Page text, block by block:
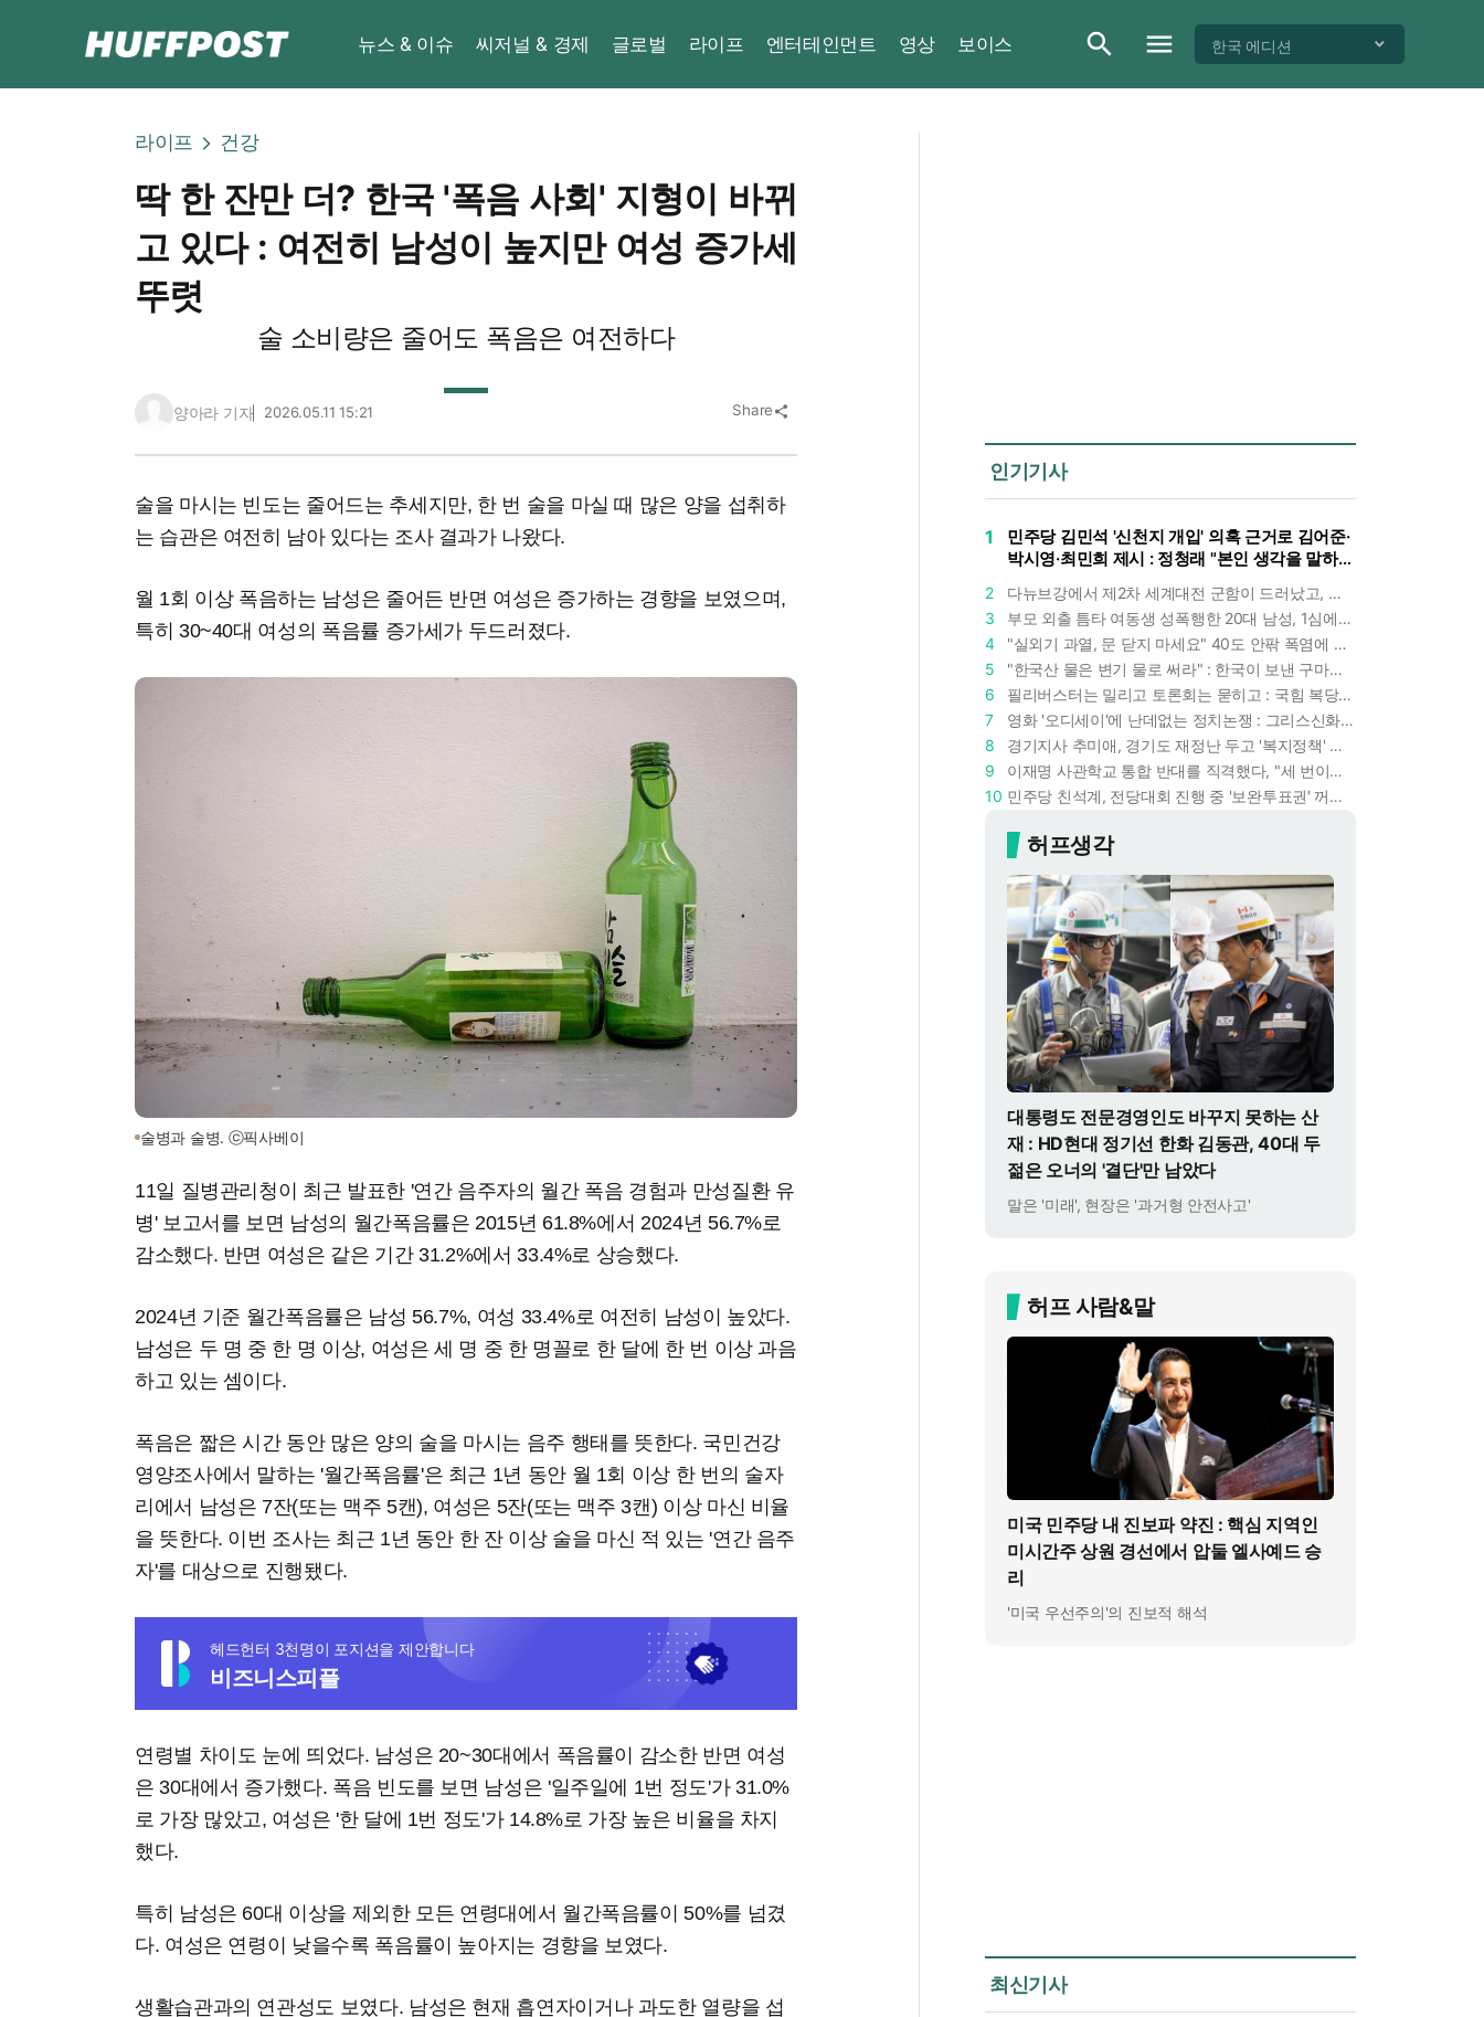
뉴스 & 이슈 씨저널 & 경제 글로벌 라이프 엔터테인먼트 영상 보이스 한국 에디션
라이프 건강
딱 한 잔만 더? 한국 '폭음 사회' 지형이 바뀌
고 있다 : 여전히 남성이 높지만 여성 증가세
뚜렷
술 소비량은 줄어도 폭음은 여전하다
양아라 기자 2026.05.11 15:21 Share share
술을 마시는 빈도는 줄어드는 추세지만, 한 번 술을 마실 때 많은 양을 섭취하
는 습관은 여전히 남아 있다는 조사 결과가 나왔다.
월 1회 이상 폭음하는 남성은 줄어든 반면 여성은 증가하는 경향을 보였으며,
특히 30~40대 여성의 폭음률 증가세가 두드러졌다.
술병과 술병. ⓒ픽사베이
11일 질병관리청이 최근 발표한 '연간 음주자의 월간 폭음 경험과 만성질환 유
병' 보고서를 보면 남성의 월간폭음률은 2015년 61.8%에서 2024년 56.7%로
감소했다. 반면 여성은 같은 기간 31.2%에서 33.4%로 상승했다.
2024년 기준 월간폭음률은 남성 56.7%, 여성 33.4%로 여전히 남성이 높았다.
남성은 두 명 중 한 명 이상, 여성은 세 명 중 한 명꼴로 한 달에 한 번 이상 과음
하고 있는 셈이다.
폭음은 짧은 시간 동안 많은 양의 술을 마시는 음주 행태를 뜻한다. 국민건강
영양조사에서 말하는 '월간폭음률'은 최근 1년 동안 월 1회 이상 한 번의 술자
리에서 남성은 7잔(또는 맥주 5캔), 여성은 5잔(또는 맥주 3캔) 이상 마신 비율
을 뜻한다. 이번 조사는 최근 1년 동안 한 잔 이상 술을 마신 적 있는 '연간 음주
자'를 대상으로 진행됐다.
헤드헌터 3천명이 포지션을 제안합니다
비즈니스피플
연령별 차이도 눈에 띄었다. 남성은 20~30대에서 폭음률이 감소한 반면 여성
은 30대에서 증가했다. 폭음 빈도를 보면 남성은 '일주일에 1번 정도'가 31.0%
로 가장 많았고, 여성은 '한 달에 1번 정도'가 14.8%로 가장 높은 비율을 차지
했다.
특히 남성은 60대 이상을 제외한 모든 연령대에서 월간폭음률이 50%를 넘겼
다. 여성은 연령이 낮을수록 폭음률이 높아지는 경향을 보였다.
생활습관과의 연관성도 보였다. 남성은 현재 흡연자이거나 과도한 열량을 섭
인기기사
1
민주당 김민석 '신천지 개입' 의혹 근거로 김어준·
박시영·최민희 제시 : 정청래 "본인 생각을 말하
2
다뉴브강에서 제2차 세계대전 군함이 드러났고, 포항 수돗물은 갑자기 짜졌다 : 폭염·가뭄이 만든 낯선 풍경
3
부모 외출 틈타 여동생 성폭행한 20대 남성, 1심에서 5년형 선고 : 친족 간 '암수범죄'의 심각성
4
"실외기 과열, 문 닫지 마세요" 40도 안팎 폭염에 쉼 없이 도는 에어컨 : 화재 위험 경고등!
5
"한국산 물은 변기 물로 써라" : 한국이 보낸 구마모토 지진 구호품에 한 일본인의 '어처구니 없는' 반응
6
필리버스터는 밀리고 토론회는 묻히고 : 국힘 복당 원하는 한동훈, '검사 정치'의 한계만 드러내나
7
영화 '오디세이'에 난데없는 정치논쟁 : 그리스신화 공간에서 '트럼프 전쟁의 참혹함'이 보인다
8
경기지사 추미애, 경기도 재정난 두고 '복지정책' 탓하는 시선에 정면 반박 : "고령자와 아이 인구 급증"
9
이재명 사관학교 통합 반대를 직격했다, "세 번이나 군사 쿠데타 했는데 압도적 지위"
10
민주당 친석계, 전당대회 진행 중 '보완투표권' 꺼냈다 : '사후 투표 허용' 무리수에 정청래 "투표 쿠데타"
허프생각
대통령도 전문경영인도 바꾸지 못하는 산
재 : HD현대 정기선 한화 김동관, 40대 두
젊은 오너의 '결단'만 남았다
말은 '미래', 현장은 '과거형 안전사고'
허프 사람&말
미국 민주당 내 진보파 약진 : 핵심 지역인
미시간주 상원 경선에서 압둘 엘사예드 승
리
'미국 우선주의'의 진보적 해석
최신기사